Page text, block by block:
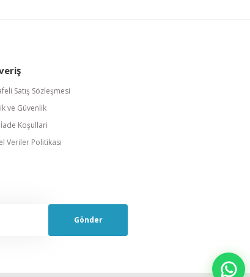
Satış Sözleşmesi
ve Güvenlik
Koşullari
Veriler Politikası
Gönder